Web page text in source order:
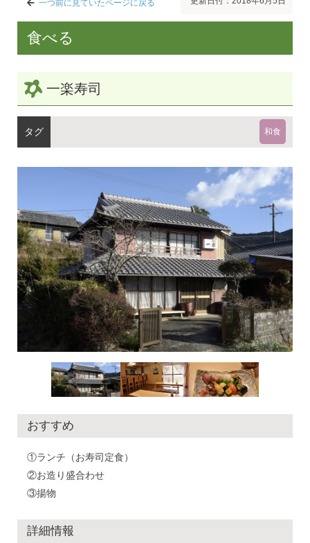
一つ前に見ていたページに戻る
食べる
一楽寿司
和食
おすすめ
①ランチ（お寿司定食）
②お造り盛合わせ
③揚物
詳細情報